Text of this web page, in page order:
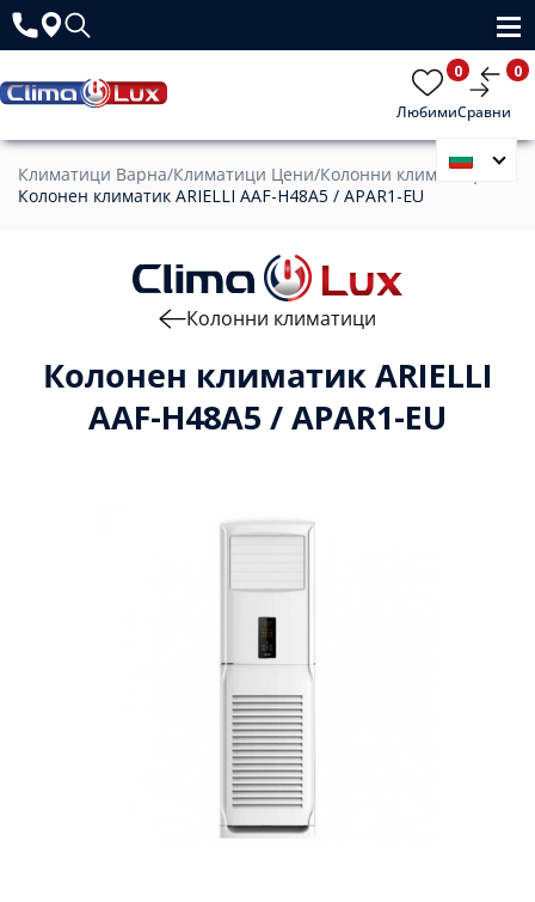
Любими
0
Сравни
0
Климатици Варна/Климатици Цени/Колонни климатици
Колонен климатик ARIELLI AAF-H48A5 / APAR1-EU
Колонен климатик ARIELLI
AAF-H48A5 / APAR1-EU
Колонни климатици